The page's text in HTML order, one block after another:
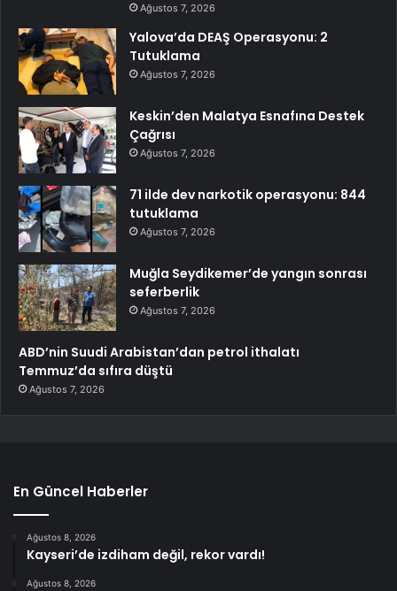
Ağustos 7, 2026
Yalova’da DEAŞ Operasyonu: 2
Tutuklama
Ağustos 7, 2026
Keskin’den Malatya Esnafına Destek
Çağrısı
Ağustos 7, 2026
71 ilde dev narkotik operasyonu: 844
tutuklama
Ağustos 7, 2026
Muğla Seydikemer’de yangın sonrası
seferberlik
Ağustos 7, 2026
ABD’nin Suudi Arabistan’dan petrol ithalatı
Temmuz’da sıfıra düştü
Ağustos 7, 2026
En Güncel Haberler
Ağustos 8, 2026
Kayseri’de izdiham değil, rekor vardı!
Ağustos 8, 2026